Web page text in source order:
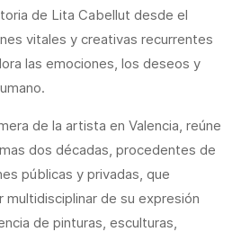
de Lita Cabellut desde el
vitales y creativas recurrentes
las emociones, los deseos y
de la artista en Valencia, reúne
dos décadas, procedentes de
públicas y privadas, que
multidisciplinar de su expresión
de pinturas, esculturas,